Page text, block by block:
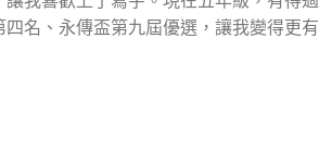
名、永傳盃第九屆優選，讓我變得更